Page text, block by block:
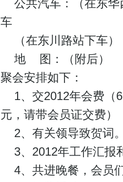
公共汽车：（在东华
车
（在东川路站下车）
地 图：（附后）
聚会安排如下：
1、交2012年会费（
元，请带会员证交费）
2、有关领导致贺词
3、2012年工作汇报
4、共进晚餐，会员